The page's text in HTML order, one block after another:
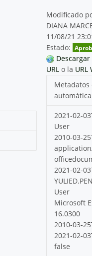
Modificado
DIANA
11/08/21
Estado:
Descargar
URL o la URL
Metadatos
2021-02-
User
2010-03-
2021-02-
User
Microsoft
16.0300
2010-03-
2021-02-
false